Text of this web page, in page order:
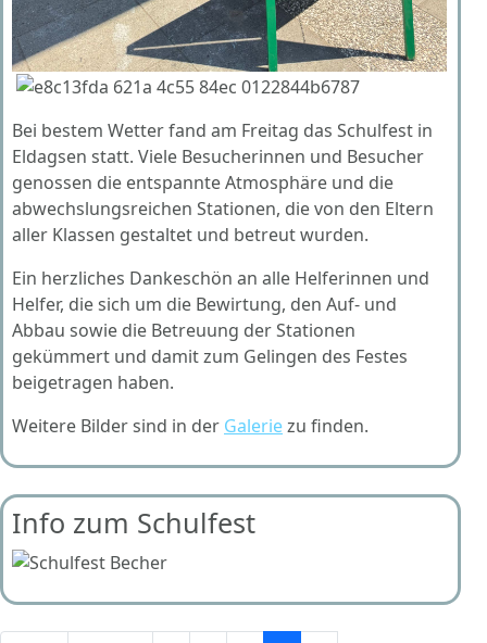
Bei bestem Wetter fand am Freitag das Schulfest in
Eldagsen statt. Viele Besucherinnen und Besucher
genossen die entspannte Atmosphäre und die
abwechslungsreichen Stationen, die von den Eltern
aller Klassen gestaltet und betreut wurden.
Ein herzliches Dankeschön an alle Helferinnen und
Helfer, die sich um die Bewirtung, den Auf- und
Abbau sowie die Betreuung der Stationen
gekümmert und damit zum Gelingen des Festes
beigetragen haben.
Weitere Bilder sind in der Galeriezu finden.
Info zum Schulfest